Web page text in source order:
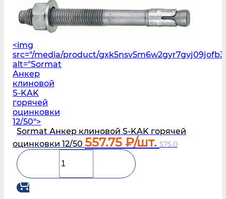
<img
src="/media/product/
alt="Sormat
Анкер
клиновой
S‑KAK
горячей
оцинковки
12/50">
Sormat Анкер клиновой S‑KAK горячей
оцинковки 12/50 557.75 ₽/шт. 575.0